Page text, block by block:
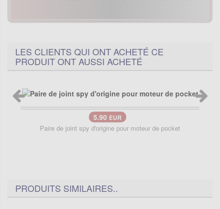
LES CLIENTS QUI ONT ACHETÉ CE
PRODUIT ONT AUSSI ACHETÉ
5.90 EUR
Paire de joint spy d'origine pour moteur de pocket
PRODUITS SIMILAIRES..